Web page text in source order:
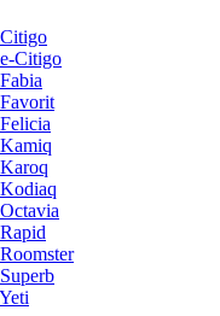
Citigo